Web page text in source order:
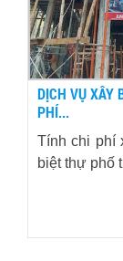
DỊCH VỤ XÂY
PHÍ...
Tính chi phí
biệt thự phố